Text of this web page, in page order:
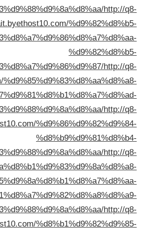
kuwait.byethost10.com/
kuwait.byethost10.com/
kuwait.byethost10.com/